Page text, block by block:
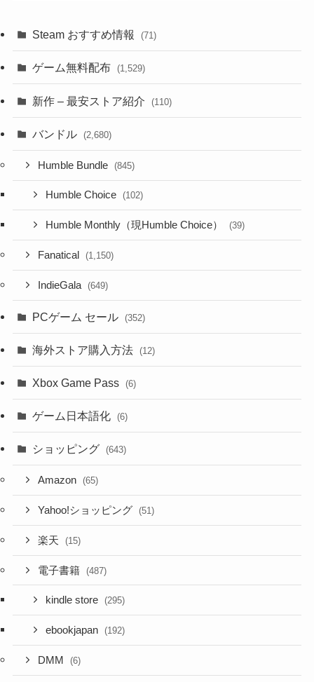
Steam おすすめ情報 (71)
ゲーム無料配布 (1,529)
新作 – 最安ストア紹介 (110)
バンドル (2,680)
Humble Bundle (845)
Humble Choice (102)
Humble Monthly（現Humble Choice） (39)
Fanatical (1,150)
IndieGala (649)
PCゲーム セール (352)
海外ストア購入方法 (12)
Xbox Game Pass (6)
ゲーム日本語化 (6)
ショッピング (643)
Amazon (65)
Yahoo!ショッピング (51)
楽天 (15)
電子書籍 (487)
kindle store (295)
ebookjapan (192)
DMM (6)